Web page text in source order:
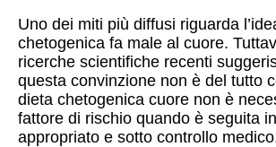
Uno dei miti più diffusi riguarda
chetogenica fa male al cuore.
ricerche scientifiche recenti
questa convinzione non è del tutto
dieta chetogenica cuore non è
fattore di rischio quando è seguita
appropriato e sotto controllo